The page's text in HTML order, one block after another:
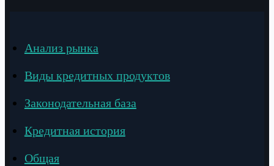
Анализ рынка
Виды кредитных продуктов
Законодательная база
Кредитная история
Общая